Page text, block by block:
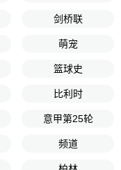
剑桥联
萌宠
篮球史
比利时
意甲第25轮
频道